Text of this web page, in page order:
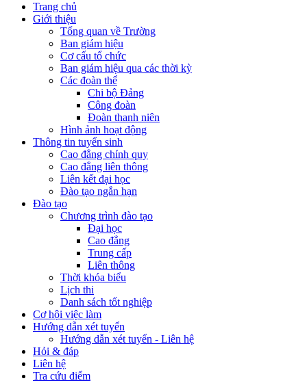
Trang chủ
Giới thiệu
Tổng quan về Trường
Ban giám hiệu
Cơ cấu tổ chức
Ban giám hiệu qua các thời kỳ
Các đoàn thể
Chi bộ Đảng
Công đoàn
Đoàn thanh niên
Hình ảnh hoạt động
Thông tin tuyển sinh
Cao đẳng chính quy
Cao đẳng liên thông
Liên kết đại học
Đào tạo ngắn hạn
Đào tạo
Chương trình đào tạo
Đại học
Cao đẳng
Trung cấp
Liên thông
Thời khóa biểu
Lịch thi
Danh sách tốt nghiệp
Cơ hội việc làm
Hướng dẫn xét tuyển
Hướng dẫn xét tuyển - Liên hệ
Hỏi & đáp
Liên hệ
Tra cứu điểm